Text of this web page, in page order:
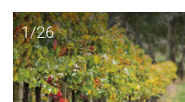
1/26